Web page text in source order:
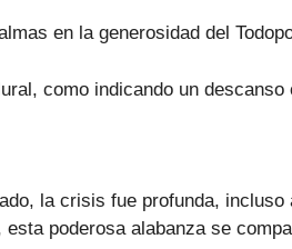
en la generosidad del
como indicando un
la crisis fue profunda,
poderosa alabanza se